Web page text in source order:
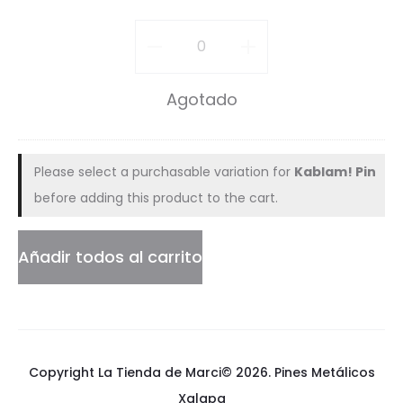
S
i
e
m
i
Amigos
Siempre
Pin
cantidad
Agotado
Please select a purchasable variation for Kablam! Pin
before adding this product to the cart.
Añadir todos al carrito
Copyright La Tienda de Marci© 2026.Pines Metálicos
Xalapa